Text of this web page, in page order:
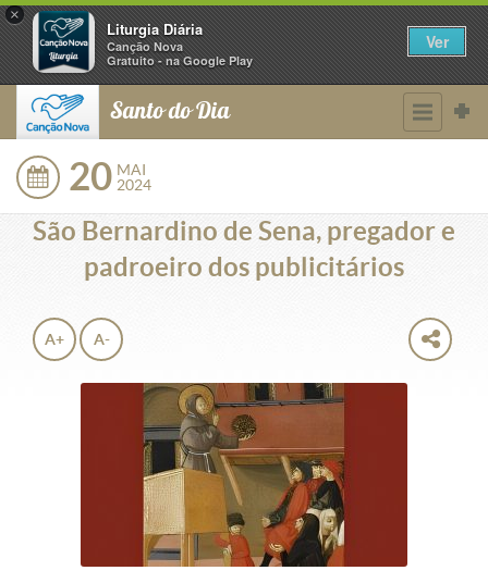
×
Liturgia Diária
Canção Nova
Gratuito - na Google Play
Ver
Santo do Dia
20 MAI
2024
São Bernardino de Sena, pregador e
padroeiro dos publicitários
A+ A-